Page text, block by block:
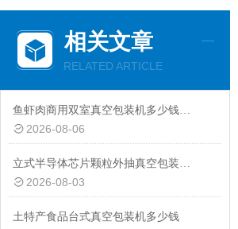
相关文章
RELATED ARTICLE
鱼虾肉商用双室真空包装机多少钱一台
2026-08-06
立式半导体芯片颗粒外抽真空包装机厂家
2026-08-03
土特产食品台式真空包装机多少钱